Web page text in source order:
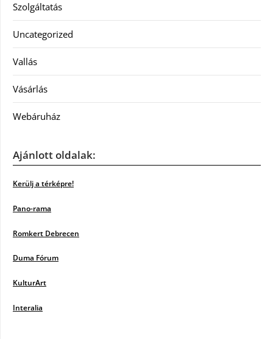
Szolgáltatás
Uncategorized
Vallás
Vásárlás
Webáruház
Ajánlott oldalak:
Kerülj a térképre!
Pano-rama
Romkert Debrecen
Duma Fórum
KulturArt
Interalia